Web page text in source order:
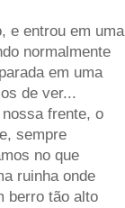
e entrou em uma
normalmente
em uma
de ver...
frente, o
sempre
no que
ruinha onde
berro tão alto